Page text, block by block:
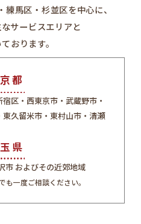
馬区・杉並区を中心に、
サービスエリアと
おります。
都
区・西東京市・武蔵野市・
久留米市・東村山市・清瀬
県
市 およびその近郊地域
一度ご相談ください。